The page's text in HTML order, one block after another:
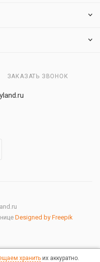
ЗАКАЗАТЬ ЗВОНОК
Designed by Freepik
хранитьих аккуратно.